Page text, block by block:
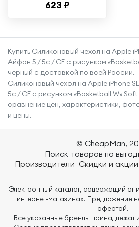
iPhone 14 Pro /
смартфона Эпл
Айфон 14 Про с
защитой углов /
Прозрачный
623 ₽
Купить Силиконовый чехол на Apple
Айфон 5 / 5с / СЕ с рисунком
черный с доставкой по всей России.
Силиконовый чехол на Apple iPhone
5с / СЕ с рисунком «Basketball W»
сравнение цен, характеристики,
и цены.
© CheapMan,
Поиск товаров по
Производители Скидки и акции
Электронный каталог, содержащий
интернет-магазинах. Предложение
офертой.
Все указанные бренды принадлежат